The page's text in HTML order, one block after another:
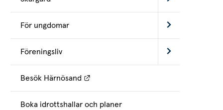
För ungdomar
Föreningsliv
Besök Härnösand
Boka idrottshallar och planer